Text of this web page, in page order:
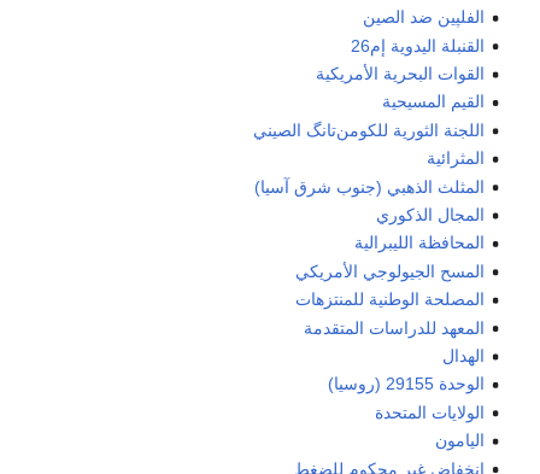
الفلپين ضد الصين
القنبلة اليدوية إم26
القوات البحرية الأمريكية
القيم المسيحية
اللجنة الثورية للكومن‌تانگ الصيني
المثرائية
المثلث الذهبي (جنوب شرق آسيا)
المجال الذكوري
المحافظة الليبرالية
المسح الجيولوجي الأمريكي
المصلحة الوطنية للمنتزهات
المعهد للدراسات المتقدمة
الهدال
الوحدة 29155 (روسيا)
الولايات المتحدة
اليامون
انخفاض غير محكوم للضغط